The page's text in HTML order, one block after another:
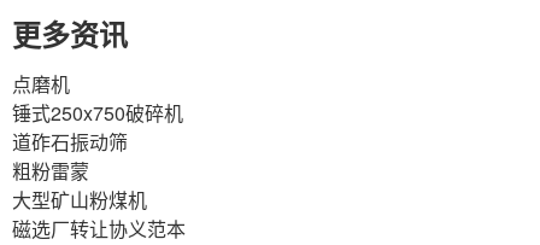
更多资讯
点磨机
锤式250x750破碎机
道砟石振动筛
粗粉雷蒙
大型矿山粉煤机
磁选厂转让协义范本